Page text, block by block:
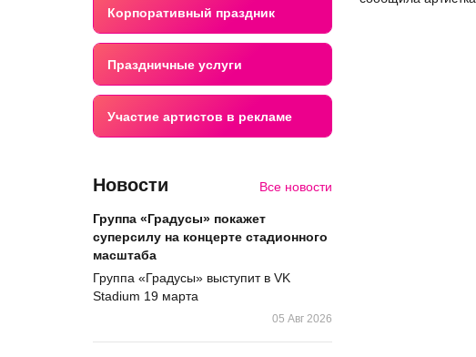
Корпоративный праздник
Праздничные услуги
Участие артистов в рекламе
Новости Все новости
Группа «Градусы» покажет
суперсилу на концерте стадионного
масштаба
Группа «Градусы» выступит в VK
Stadium 19 марта
05 Авг 2026